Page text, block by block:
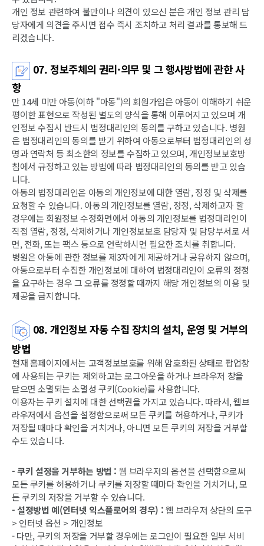
개인 정보 관련하여 불만이나 의견이 있으신 분은 개인 정보 관리 담
당자에게 의견을 주시면 접수 즉시 조치하고 처리 결과를 통보해 드
리겠습니다.
07. 정보주체의 권리·의무 및 그 행사방법에 관한 사
항
만 14세 미만 아동(이하 "아동")의 회원가입은 아동이 이해하기 쉬운
평이한 표현으로 작성된 별도의 양식을 통해 이루어지고 있으며 개
인정보 수집시 반드시 법정대리인의 동의를 구하고 있습니다. 병원
은 법정대리인의 동의를 받기 위하여 아동으로부터 법정대리인의 성
명과 연락처 등 최소한의 정보를 수집하고 있으며, 개인정보보호방
침에서 규정하고 있는 방법에 따라 법정대리인의 동의를 받고 있습
니다.
아동의 법정대리인은 아동의 개인정보에 대한 열람, 정정 및 삭제를
요청할 수 있습니다. 아동의 개인정보를 열람, 정정, 삭제하고자 할
경우에는 회원정보 수정화면에서 아동의 개인정보를 법정대리인이
직접 열람, 정정, 삭제하거나 개인정보보호 담당자 및 담당부서로 서
면, 전화, 또는 팩스 등으로 연락하시면 필요한 조치를 취합니다.
병원은 아동에 관한 정보를 제3자에게 제공하거나 공유하지 않으며,
아동으로부터 수집한 개인정보에 대하여 법정대리인이 오류의 정정
을 요구하는 경우 그 오류를 정정할 때까지 해당 개인정보의 이용 및
제공을 금지합니다.
08. 개인정보 자동 수집 장치의 설치, 운영 및 거부의
방법
현재 홈페이지에서는 고객정보보호를 위해 암호화된 상태로 팝업창
에 사용되는 쿠키는 제외하고는 로그아웃을 하거나 브라우저 창을
닫으면 소멸되는 소멸성 쿠키(Cookie)를 사용합니다.
이용자는 쿠키 설치에 대한 선택권을 가지고 있습니다. 따라서, 웹브
라우저에서 옵션을 설정함으로써 모든 쿠키를 허용하거나, 쿠키가
저장될 때마다 확인을 거치거나, 아니면 모든 쿠키의 저장을 거부할
수도 있습니다.
- 쿠키 설정을 거부하는 방법 : 웹 브라우저의 옵션을 선택함으로써
모든 쿠키를 허용하거나 쿠키를 저장할 때마다 확인을 거치거나, 모
든 쿠키의 저장을 거부할 수 있습니다.
- 설정방법 예(인터넷 익스플로어의 경우) :웹 브라우저 상단의 도구
> 인터넷 옵션 > 개인정보
- 다만, 쿠키의 저장을 거부할 경우에는 로그인이 필요한 일부 서비